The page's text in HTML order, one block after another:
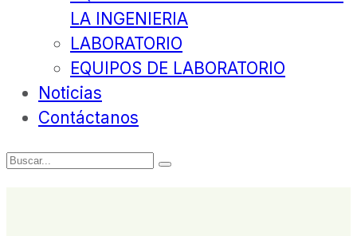
LA INGENIERIA
LABORATORIO
EQUIPOS DE LABORATORIO
Noticias
Contáctanos